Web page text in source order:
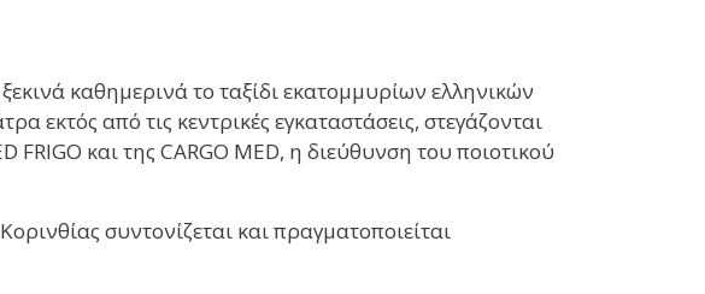
καθημερινά το ταξίδι εκατομμυρίων ελληνικών
από τις κεντρικές εγκαταστάσεις, στεγάζονται
και της CARGO MED, η διεύθυνση του ποιοτικού
συντονίζεται και πραγματοποιείται